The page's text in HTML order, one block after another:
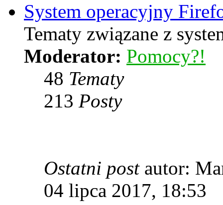
System operacyjny
Tematy związane z
Moderator: Pomocy?!
48 Tematy
213 Posty
Ostatni postautor:
04 lipca 2017, 18:53